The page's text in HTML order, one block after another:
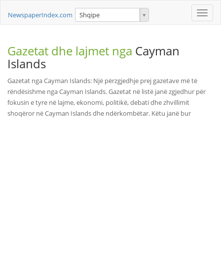
Toggle
NewspaperIndex.com Shqipe
Gazetat dhe lajmet nga Cayman
Islands
Gazetat nga Cayman Islands: Një përzgjedhje prej gazetave më të
rëndësishme nga Cayman Islands. Gazetat në listë janë zgjedhur për
fokusin e tyre në lajme, ekonomi, politikë, debati dhe zhvillimit
shoqëror në Cayman Islands dhe ndërkombëtar. Këtu janë bur